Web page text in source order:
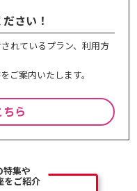
さい！
れているプラン、利⽤⽅
ご案内いたします。
ら
特集や
をご紹介